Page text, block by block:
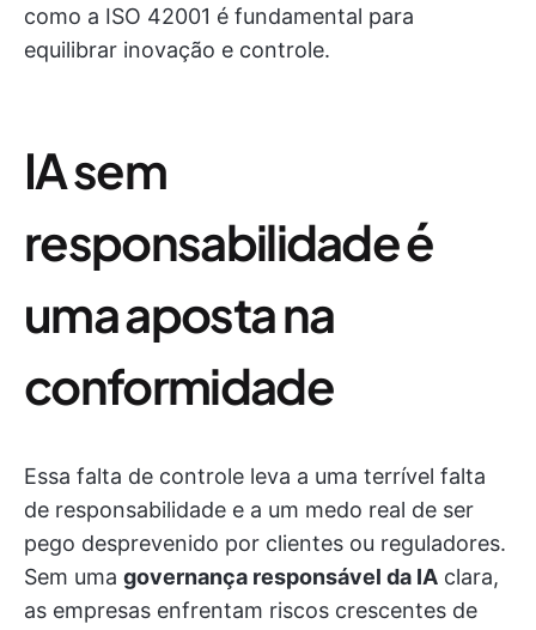
como a ISO 42001 é fundamental para
equilibrar inovação e controle.
IA sem
responsabilidade é
uma aposta na
conformidade
Essa falta de controle leva a uma terrível falta
de responsabilidade e a um medo real de ser
pego desprevenido por clientes ou reguladores.
Sem uma governança responsável da IA clara,
as empresas enfrentam riscos crescentes de